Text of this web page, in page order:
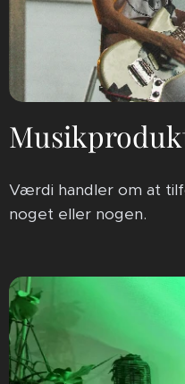
Værdi handler om at
noget eller nogen.